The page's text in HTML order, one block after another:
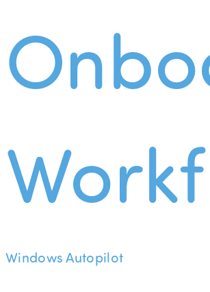
Windows Autopilot